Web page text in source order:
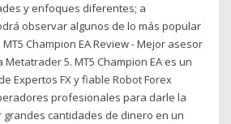
y enfoques diferentes; a
observar algunos de lo más popular
Champion EA Review - Mejor asesor
5. MT5 Champion EA es un
Expertos FX y fiable Robot Forex
profesionales para darle la
cantidades de dinero en un